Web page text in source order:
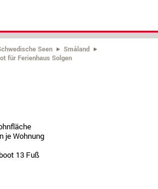
Seen
Småland
für Ferienhaus Solgen
je Wohnung
13 Fuß